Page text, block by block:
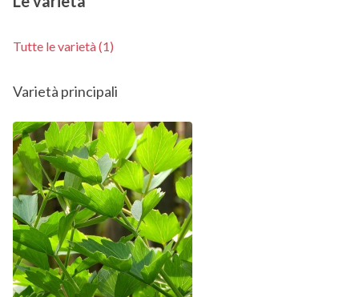
Tutte le varietà (1)
Varietà principali